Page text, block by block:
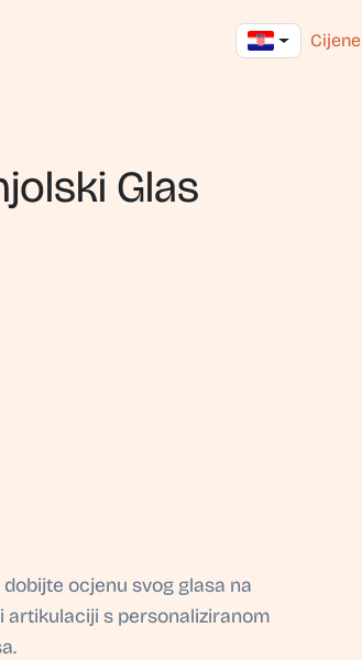
Cijene
Glas
ocjenu svog glasa na
artikulaciji s personaliziranom